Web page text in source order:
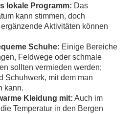
lokale Programm: Das
kann stimmen, doch
Aktivitäten können
Schuhe: Einige Bereiche
Feldwege oder schmale
sollten vermieden werden;
Schuhwerk, mit dem man
kann.
Kleidung mit: Auch im
Temperatur in den Bergen